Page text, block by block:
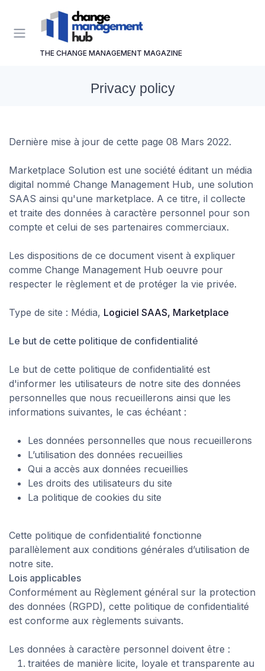
THE CHANGE MANAGEMENT MAGAZINE
Privacy policy
Dernière mise à jour de cette page 08 Mars 2022.
Marketplace Solution est une société éditant un média
digital nommé Change Management Hub, une solution
SAAS ainsi qu'une marketplace. A ce titre, il collecte
et traite des données à caractère personnel pour son
compte et celui de ses partenaires commerciaux.
Les dispositions de ce document visent à expliquer
comme Change Management Hub oeuvre pour
respecter le règlement et de protéger la vie privée.
Type de site : Média, Logiciel SAAS, Marketplace
Le but de cette politique de confidentialité
Le but de cette politique de confidentialité est
d'informer les utilisateurs de notre site des données
personnelles que nous recueillerons ainsi que les
informations suivantes, le cas échéant :
Les données personnelles que nous recueillerons
L’utilisation des données recueillies
Qui a accès aux données recueillies
Les droits des utilisateurs du site
La politique de cookies du site
Cette politique de confidentialité fonctionne
parallèlement aux conditions générales d’utilisation de
notre site.
Lois applicables
Conformément au Règlement général sur la protection
des données (RGPD), cette politique de confidentialité
est conforme aux règlements suivants.
Les données à caractère personnel doivent être :
traitées de manière licite, loyale et transparente au